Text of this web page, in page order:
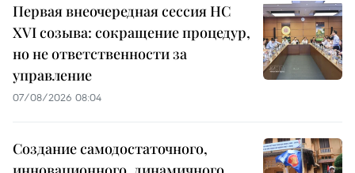
Первая внеочередная сессия НС
XVI созыва: сокращение процедур,
но не ответственности за
управление
07/08/2026 08:04
Создание самодостаточного,